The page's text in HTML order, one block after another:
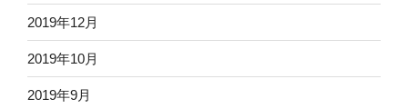
2019年12月
2019年10月
2019年9月